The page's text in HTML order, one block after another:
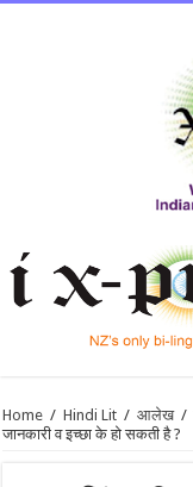
Home / Hindi Lit / आलेख /
जानकारी व इच्छा के हो सकती है ?